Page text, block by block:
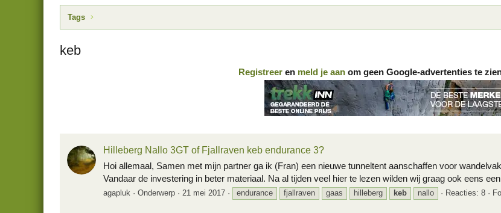
Tags
keb
Registreer en meld je aan om geen Google-advertenties te
Hilleberg Nallo 3GT of Fjallraven keb endurance 3?
Hoi allemaal, Samen met mijn partner ga ik (Fran) een nieuwe tunneltent aanschaffen voor
Vandaar de investering in beter materiaal. Na al tijden veel hier te lezen wilden wij graag ook eens
agapluk Onderwerp 21 mei 2017 endurance fjallraven gaas hilleberg keb nallo Reacties: 8